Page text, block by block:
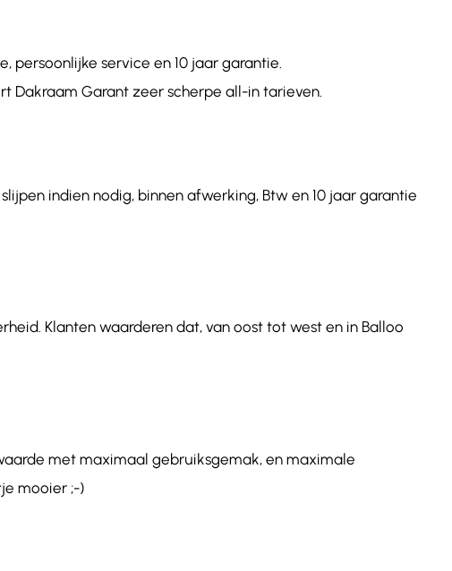
service en 10 jaar garantie.
Dakraam Garant zeer scherpe all-in tarieven.
indien nodig, binnen afwerking, Btw en 10 jaar garantie
Klanten waarderen dat, van oost tot west en in Balloo
met maximaal gebruiksgemak, en maximale
mooier ;-)